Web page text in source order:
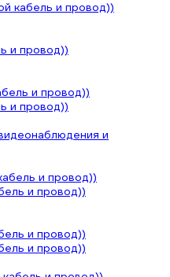
кабель и провод))
и провод))
и провод))
и провод))
и
и провод))
и провод))
и провод))
и провод))